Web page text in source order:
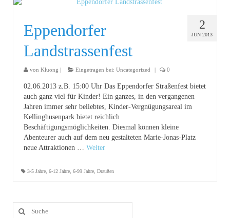
2
JUN 2013
Eppendorfer
Landstrassenfest
von Kluong Eingetragen bei: Uncategorized 0
02.06.2013 z.B. 15:00 Uhr Das Eppendorfer Straßenfest bietet
auch ganz viel für Kinder! Ein ganzes, in den vergangenen
Jahren immer sehr beliebtes, Kinder-Vergnügungsareal im
Kellinghusenpark bietet reichlich
Beschäftigungsmöglichkeiten. Diesmal können kleine
Abenteurer auch auf dem neu gestalteten Marie-Jonas-Platz
neue Attraktionen … Weiter
3-5 Jahre, 6-12 Jahre, 6-99 Jahre, Draußen